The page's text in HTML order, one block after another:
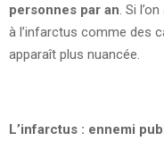
personnes par an. Si
à l’infarctus comme des
apparaît plus nuancée.
L’infarctus : ennemi